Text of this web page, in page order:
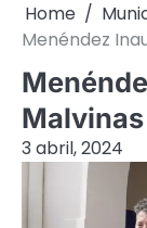
Home
Menéndez
3 abril, 2024